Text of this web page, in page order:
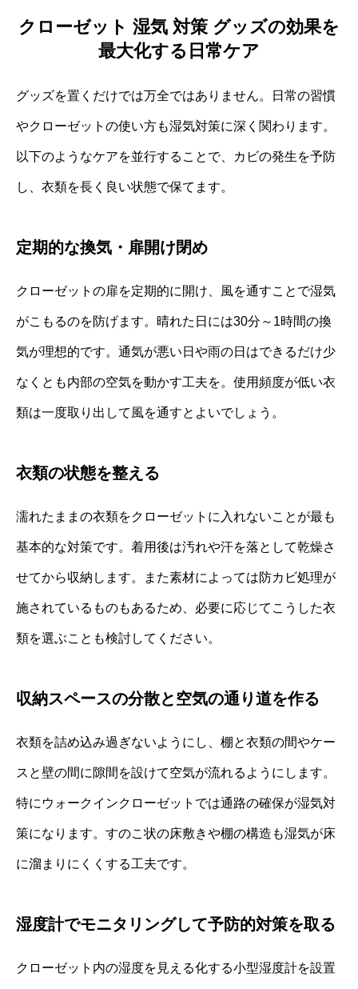
クローゼット 湿気 対策 グッズの効果を
最大化する日常ケア
グッズを置くだけでは万全ではありません。日常の習慣
やクローゼットの使い方も湿気対策に深く関わります。
以下のようなケアを並行することで、カビの発生を予防
し、衣類を長く良い状態で保てます。
定期的な換気・扉開け閉め
クローゼットの扉を定期的に開け、風を通すことで湿気
がこもるのを防げます。晴れた日には30分～1時間の換
気が理想的です。通気が悪い日や雨の日はできるだけ少
なくとも内部の空気を動かす工夫を。使用頻度が低い衣
類は一度取り出して風を通すとよいでしょう。
衣類の状態を整える
濡れたままの衣類をクローゼットに入れないことが最も
基本的な対策です。着用後は汚れや汗を落として乾燥さ
せてから収納します。また素材によっては防カビ処理が
施されているものもあるため、必要に応じてこうした衣
類を選ぶことも検討してください。
収納スペースの分散と空気の通り道を作る
衣類を詰め込み過ぎないようにし、棚と衣類の間やケー
スと壁の間に隙間を設けて空気が流れるようにします。
特にウォークインクローゼットでは通路の確保が湿気対
策になります。すのこ状の床敷きや棚の構造も湿気が床
に溜まりにくくする工夫です。
湿度計でモニタリングして予防的対策を取る
クローゼット内の湿度を見える化する小型湿度計を設置